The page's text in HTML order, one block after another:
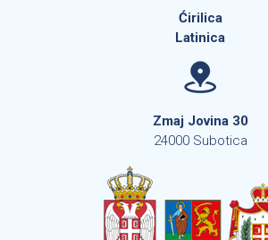
Ćirilica
Latinica
Zmaj Jovina 30
24000 Subotica